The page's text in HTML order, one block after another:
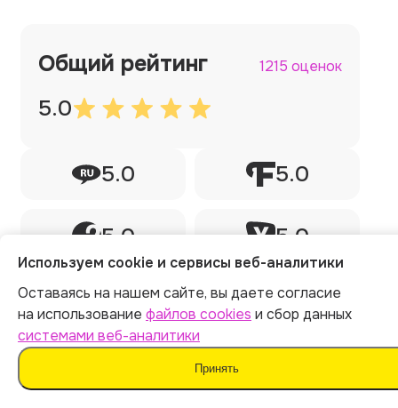
Общий рейтинг 1215 оценок
5.0
5.0 5.0
5.0 5.0
Курсовая работа
Делал тут курсовую работу через ии по
Используем cookie и сервисы веб-аналитики
Оставаясь на нашем сайте, вы даете согласие
на использование файлов cookies и сбор данных
системами веб-аналитики
Принять